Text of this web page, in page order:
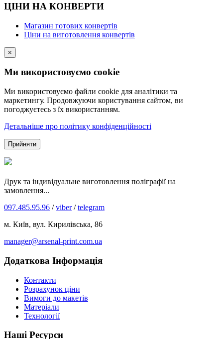
ЦІНИ НА КОНВЕРТИ
Магазин готових конвертів
Ціни на виготовлення конвертів
×
Ми використовуємо cookie
Ми використовуємо файли cookie для аналітики та
маркетингу. Продовжуючи користування сайтом, ви
погоджуєтесь з їх використанням.
Детальніше про політику конфіденційності
Прийняти
Друк та індивідуальне виготовлення поліграфії на
замовлення...
097.485.95.96 /viber/telegram
м. Київ, вул. Кирилівська, 86
manager@arsenal-print.com.ua
Додаткова Інформація
Контакти
Розрахунок ціни
Вимоги до макетів
Матеріали
Технології
Наші Ресурси